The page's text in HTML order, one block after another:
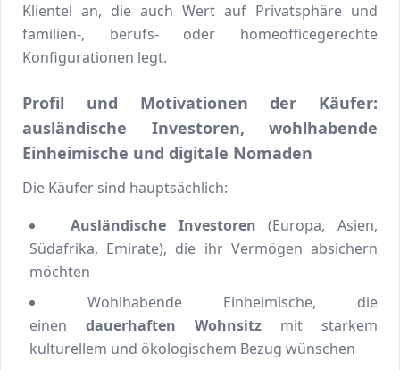
Klientel an, die auch Wert auf Privatsphäre und
familien-, berufs- oder homeofficegerechte
Konfigurationen legt.
Profil und Motivationen der Käufer:
ausländische Investoren, wohlhabende
Einheimische und digitale Nomaden
Die Käufer sind hauptsächlich:
Ausländische Investoren (Europa, Asien,
Südafrika, Emirate), die ihr Vermögen absichern
möchten
Wohlhabende Einheimische, die
einen dauerhaften Wohnsitz mit starkem
kulturellem und ökologischem Bezug wünschen